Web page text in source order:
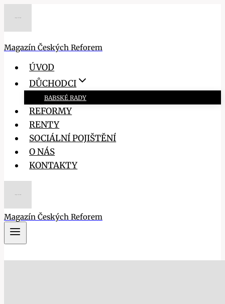
Magazín Českých Reforem
ÚVOD
DŮCHODCI
BABSKÉ RADY
REFORMY
RENTY
SOCIÁLNÍ POJIŠTĚNÍ
O NÁS
KONTAKTY
Magazín Českých Reforem